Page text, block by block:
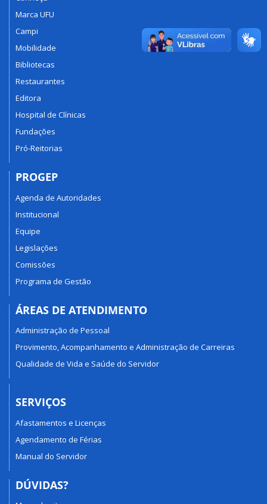
Marca UFU
Campi
Mobilidade
Bibliotecas
Restaurantes
Editora
Hospital de Clínicas
Fundações
Pró-Reitorias
PROGEP
Agenda de Autoridades
Institucional
Equipe
Legislações
Comissões
Programa de Gestão
ÁREAS DE ATENDIMENTO
Administração de Pessoal
Provimento, Acompanhamento e Administração de Carreiras
Qualidade de Vida e Saúde do Servidor
SERVIÇOS
Afastamentos e Licenças
Agendamento de Férias
Manual do Servidor
DÚVIDAS?